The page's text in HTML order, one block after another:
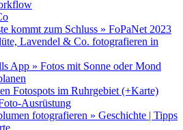
kommt zum Schluss » FoPaNet 2023
Lavendel & Co. fotografieren in
App » Fotos mit Sonne oder Mond
Fotospots im Ruhrgebiet (+Karte)
Ausrüstung
fotografieren » Geschichte | Tipps